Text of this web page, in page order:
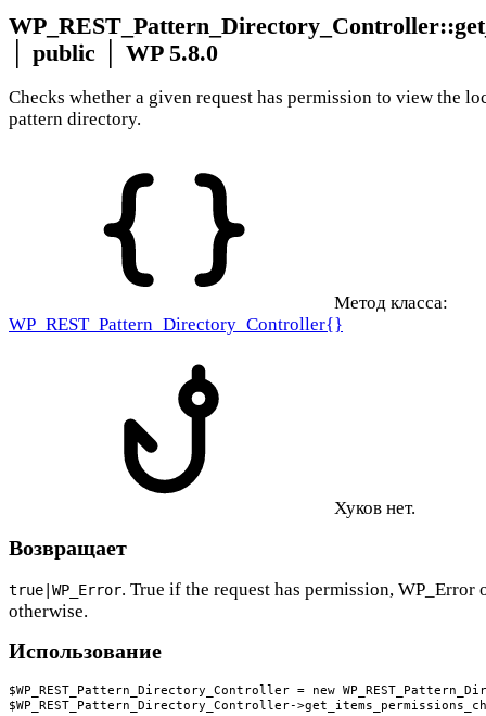
public WP 5.8.0
Checks whether a given request has permission to view the
pattern directory.
Метод класса:
WP_REST_Pattern_Directory_Controller{}
Хуков нет.
Возвращает
true|WP_Error. True if the request has permission, WP_Error
otherwise.
Использование
$WP_REST_Pattern_Directory_Controller = new
$WP_REST_Pattern_Directory_Controller-